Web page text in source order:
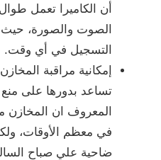
أن الكاميرا تعمل
الصوت والصورة،
التسجيل في أي وقت.
إمكانية مراقبة
تساعد بدورها على
المعروف ان المخازن
في معظم الأوقات،
ضاحية علي صباح